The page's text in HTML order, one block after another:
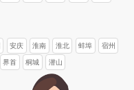
安庆 淮南 淮北 蚌埠 宿州
界首 桐城 潜山